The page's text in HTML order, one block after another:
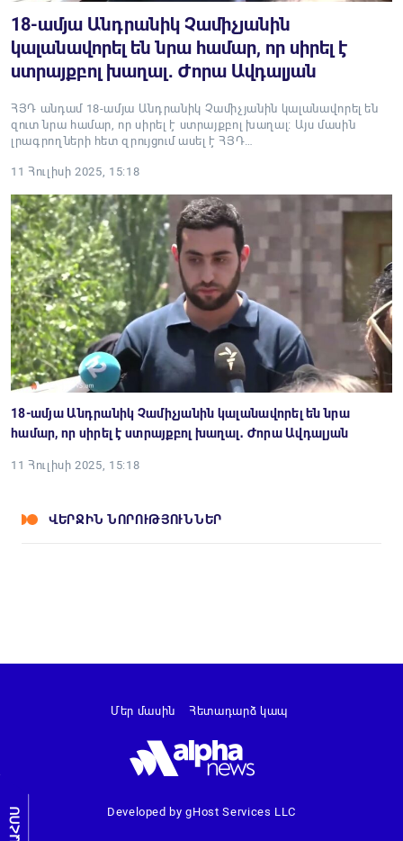
18-ամյա Անդրանիկ Չամիչյանին
կալանավորել են նրա համար, որ սիրել է
ստրայքբոլ խաղալ․ Ժորա Ավդալյան
ՀՅԴ անդամ 18-ամյա Անդրանիկ Չամիչյանին կալանավորել են
զուտ նրա համար, որ սիրել է ստրայքբոլ խաղալ։ Այս մասին
լրագրողների հետ զրույցում ասել է ՀՅԴ…
11 Հուլիսի 2025, 15:18
18-ամյա Անդրանիկ Չամիչյանին կալանավորել են նրա
համար, որ սիրել է ստրայքբոլ խաղալ․ Ժորա Ավդալյան
11 Հուլիսի 2025, 15:18
ՎԵՐՋԻՆ ՆՈՐՈՒԹՅՈՒՆՆԵՐ
Developed by gHost Services LLC
Մեր մասին Հետադարձ կապ